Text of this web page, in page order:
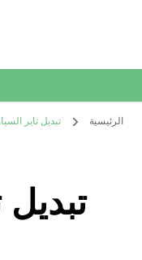
الرئيسية تبديل تاير
تبديل